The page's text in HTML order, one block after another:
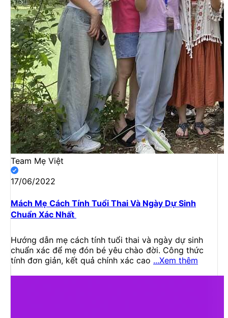
Team Mẹ Việt
17/06/2022
Mách Mẹ Cách Tính Tuổi Thai Và Ngày Dự Sinh
Chuẩn Xác Nhất
Hướng dẫn mẹ cách tính tuổi thai và ngày dự sinh
chuẩn xác để mẹ đón bé yêu chào đời. Công thức
tính đơn giản, kết quả chính xác cao ...Xem thêm